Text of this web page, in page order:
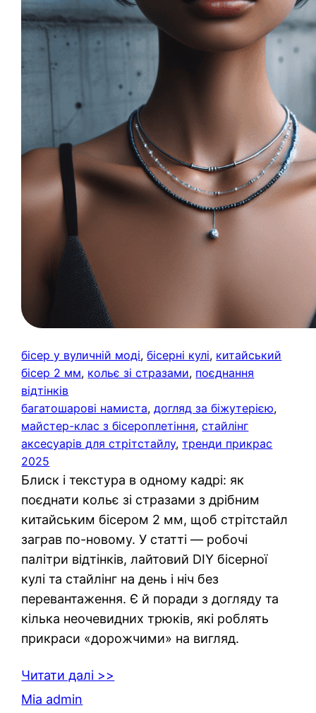
бісер у вуличній моді, бісерні кулі, китайський
бісер 2 мм, кольє зі стразами, поєднання
відтінків
багатошарові намиста, догляд за біжутерією
майстер-клас з бісероплетіння, стайлінг
аксесуарів для стрітстайлу, тренди прикрас
2025
Блиск і текстура в одному кадрі: як
поєднати кольє зі стразами з дрібним
китайським бісером 2 мм, щоб стрітстайл
заграв по-новому. У статті — робочі
палітри відтінків, лайтовий DIY бісерної
кулі та стайлінг на день і ніч без
перевантаження. Є й поради з догляду та
кілька неочевидних трюків, які роблять
прикраси «дорожчими» на вигляд.
Читати далі >>
Mia admin